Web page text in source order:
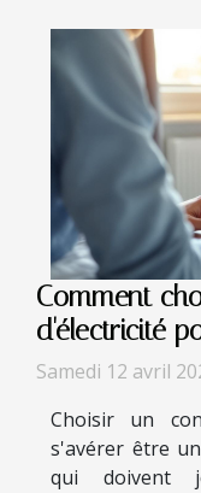
Comment
d'électricité
Samedi 12 avril
Choisir un
s'avérer être
qui doivent